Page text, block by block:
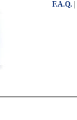
F.A.Q.